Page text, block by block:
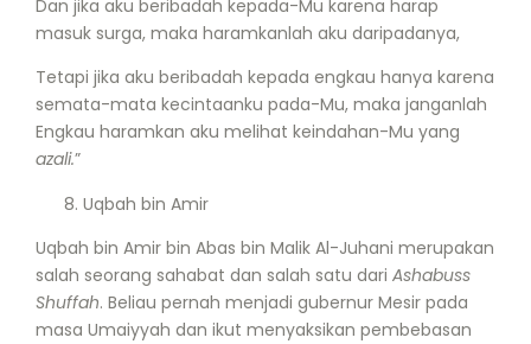
Dan jika aku beribadah kepada-Mu karena harap
masuk surga, maka haramkanlah aku daripadanya,
Tetapi jika aku beribadah kepada engkau hanya karena
semata-mata kecintaanku pada-Mu, maka janganlah
Engkau haramkan aku melihat keindahan-Mu yang
azali.”
Uqbah bin Amir
Uqbah bin Amir bin Abas bin Malik Al-Juhani merupakan
salah seorang sahabat dan salah satu dari Ashabuss
Shuffah. Beliau pernah menjadi gubernur Mesir pada
masa Umaiyyah dan ikut menyaksikan pembebasan